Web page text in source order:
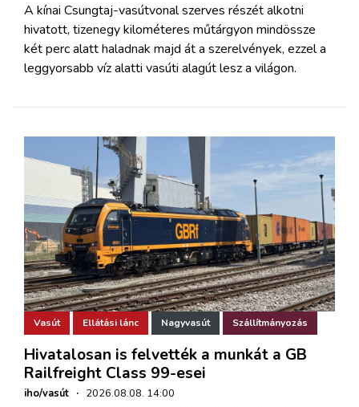
A kínai Csungtaj-vasútvonal szerves részét alkotni
hivatott, tizenegy kilométeres műtárgyon mindössze
két perc alatt haladnak majd át a szerelvények, ezzel a
leggyorsabb víz alatti vasúti alagút lesz a világon.
Vasút Ellátási lánc Nagyvasút Szállítmányozás
Hivatalosan is felvették a munkát a GB
Railfreight Class 99-esei
iho/vasút · 2026.08.08. 14:00